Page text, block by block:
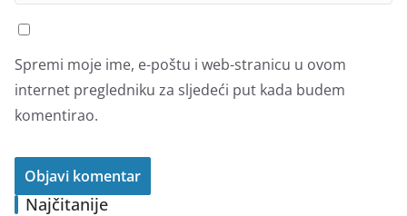
Spremi moje ime, e-poštu i web-stranicu u ovom
internet pregledniku za sljedeći put kada budem
komentirao.
Najčitanije